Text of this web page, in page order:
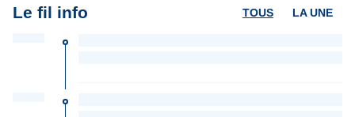
Le fil info LA UNE
TOUS